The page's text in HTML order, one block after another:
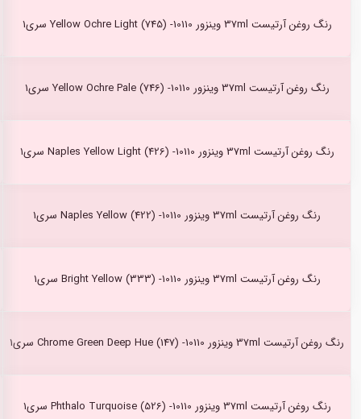
رنگ روغن آرتیست 37ml وینزور Yellow Ochre Light (745) -10110 سری1
رنگ روغن آرتیست 37ml وینزور Yellow Ochre Pale (746) -10110 سری1
رنگ روغن آرتیست 37ml وینزور Naples Yellow Light (426) -10110 سری1
رنگ روغن آرتیست 37ml وینزور Naples Yellow (422) -10110 سری1
رنگ روغن آرتیست 37ml وینزور Bright Yellow (333) -10110 سری1
رنگ روغن آرتیست 37ml وینزور Chrome Green Deep Hue (147) -10110 سری1
رنگ روغن آرتیست 37ml وینزور Phthalo Turquoise (526) -10110 سری1